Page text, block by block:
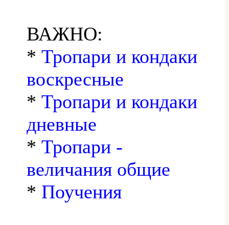
ВАЖНО:
* Тропари и кондаки
воскресные
* Тропари и кондаки
дневные
* Тропари -
величания общие
* Поучения